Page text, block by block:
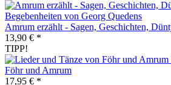
Amrum erzählt - Sagen, Geschichten,
13,90 € *
TIPP!
Föhr und Amrum
17,95 € *